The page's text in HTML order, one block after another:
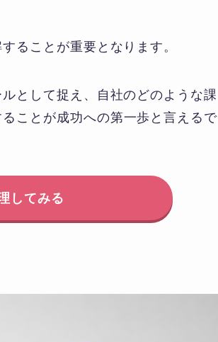
ることが重要となります。
として捉え、自社のどのような課
ことが成功への第一歩と言えるで
してみる